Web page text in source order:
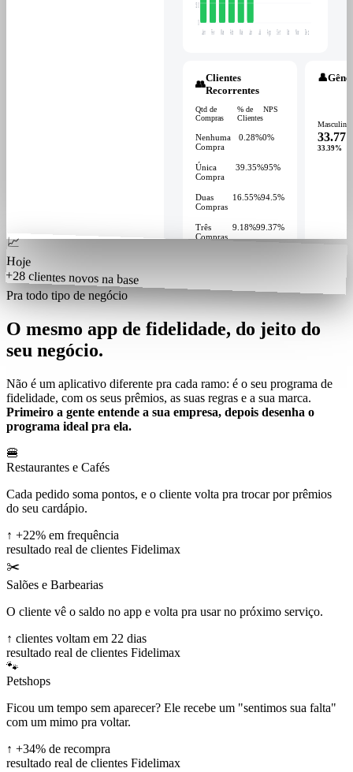
Jan Fev Mar Abr Mai Jun Jul Ago Set Out Nov Dez
250
👥
Clientes
Recorrentes
Qtd de
Compras
% de
Clientes
NPS
Nenhuma
Compra
0.28%0%
Única
Compra
39.35%95%
Duas
Compras
16.55%94.5%
Três
Compras
9.18%99.37%
👤
Masculino
33.771
33.39%
📈
Hoje
+28 clientes novos na base
Pra todo tipo de negócio
O mesmo app de fidelidade, do jeito do
seu negócio.
Não é um aplicativo diferente pra cada ramo: é o seu programa de
fidelidade, com os seus prêmios, as suas regras e a sua marca.
Primeiro a gente entende a sua empresa, depois desenha o
programa ideal pra ela.
🍔
Restaurantes e Cafés
Cada pedido soma pontos, e o cliente volta pra trocar por prêmios
do seu cardápio.
↑ +22% em frequência
resultado real de clientes Fidelimax
✂️
Salões e Barbearias
O cliente vê o saldo no app e volta pra usar no próximo serviço.
↑ clientes voltam em 22 dias
resultado real de clientes Fidelimax
🐾
Petshops
Ficou um tempo sem aparecer? Ele recebe um "sentimos sua falta"
com um mimo pra voltar.
↑ +34% de recompra
resultado real de clientes Fidelimax